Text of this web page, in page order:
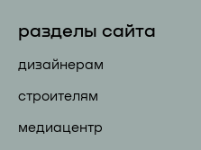
разделы сайта
дизайнерам
строителям
медиацентр